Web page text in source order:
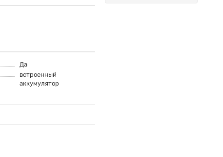
Да
встроенный
аккумулятор